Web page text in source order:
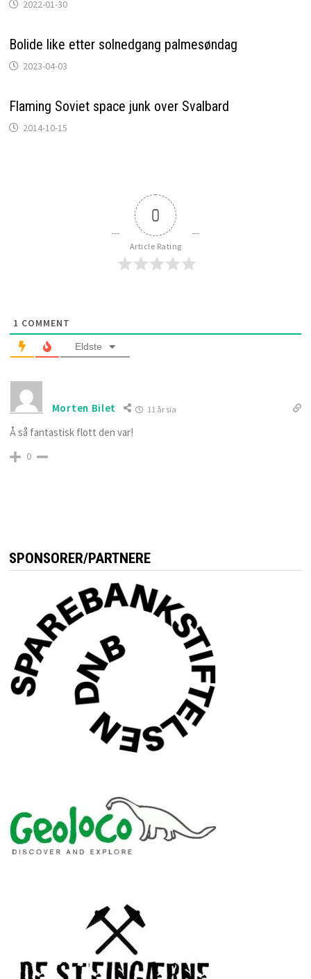
2022-01-30
Bolide like etter solnedgang palmesøndag
2023-04-03
Flaming Soviet space junk over Svalbard
2014-10-15
0
Article Rating
1 COMMENT
Eldste
Morten Bilet 11 år sia
Å så fantastisk flott den var!
0
SPONSORER/PARTNERE